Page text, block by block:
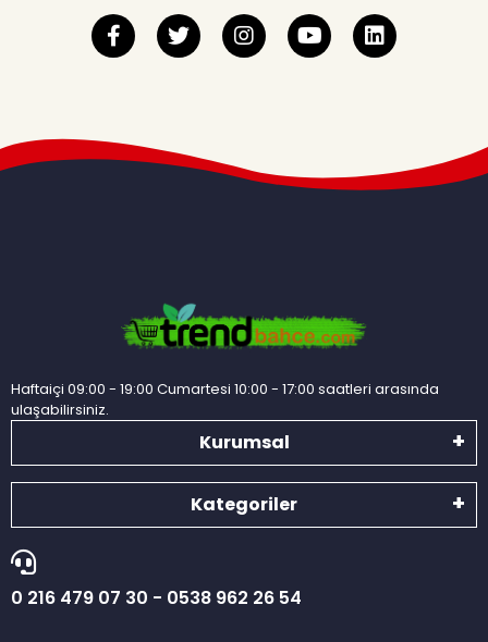
Haftaiçi 09:00 - 19:00 Cumartesi 10:00 - 17:00 saatleri arasında
ulaşabilirsiniz.
Kurumsal
Kategoriler
0 216 479 07 30 - 0538 962 26 54